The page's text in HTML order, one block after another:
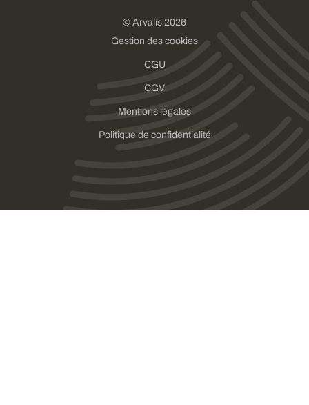
© Arvalis 2026
Gestion des cookies
CGU
CGV
Mentions légales
Politique de confidentialité